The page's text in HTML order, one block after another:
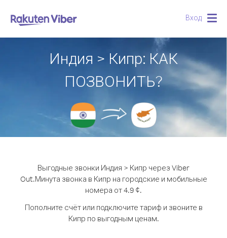
Вход
Индия > Кипр: КАК
ПОЗВОНИТЬ?
Выгодные звонки Индия > Кипр через Viber
Out.Минута звонка в Кипр на городские и мобильные
номера от 4.9 ¢.
Пополните счёт или подключите тариф и звоните в
Кипр по выгодным ценам.